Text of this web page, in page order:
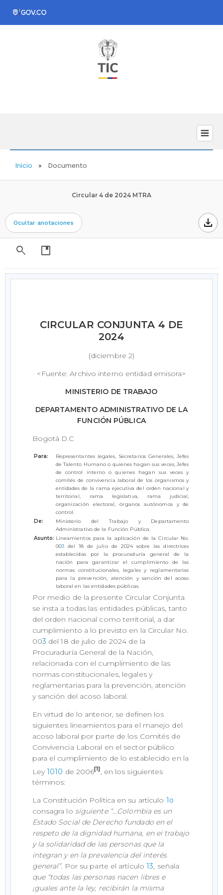
Inicio Documento
Circular 4 de 2024 MTRA
Ocultar anotaciones
download
search
developer_guide
CIRCULAR CONJUNTA 4 DE
2024
(diciembre 2)
<Fuente: Archivo interno entidad emisora>
MINISTERIO DE TRABAJO
DEPARTAMENTO ADMINISTRATIVO DE LA
FUNCIÓN PÚBLICA
Bogotá D.C
Para:
Representantes legales, Secretarios Generales, Jefes
de Talento Humano o quienes hagan sus veces, Jefes
de control interno o quienes hagan sus veces y
comités de convivencia laboral de los organismos y
entidades de la rama ejecutiva del orden nacional y
territorial, rama legislativa, rama judicial,
organización electoral, órganos autónomos y de
control.
De:
Ministerio del Trabajo y Departamento
Administrativo de la Función Pública.
Asunto: Lineamientos para la aplicación de la Circular No.
003del 18 de julio de 2024 sobre las directrices
establecidas por la procuraduría general de la
nación para garantizar el cumplimiento de las
normas constitucionales, legales y reglamentarias
para la prevención, atención y sanción del acoso
laboral en las entidades públicas.
Por medio de la presente Circular Conjunta
se insta a todas las entidades públicas, tanto
del orden nacional como territorial, a dar
cumplimiento a lo previsto en la Circular No.
003 del 18 de julio de 2024 de la
Procuraduría General de la Nación,
relacionada con el cumplimiento de las
normas constitucionales, legales y
reglamentarias para la prevención, atención
y sanción del acoso laboral.
En virtud de lo anterior, se definen los
siguientes lineamientos para el manejo del
acoso laboral por parte de los Comités de
Convivencia Laboral en el sector público
para el cumplimiento de lo establecido en la
Ley 1010 de 2006[1]
, en los siguientes
términos:
La Constitución Política en su artículo 1o
consagra lo siguiente “...Colombia es un
Estado Social de Derecho fundado en el
respeto de la dignidad humana, en ei trabajo
y la solidaridad de las personas que la
integran y en la prevalencia del interés
general”. Por su parte el artículo13, señala
que “todas las personas nacen libres e
¡guales ante la ley, recibirán la misma